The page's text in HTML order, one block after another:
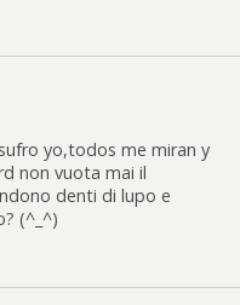
yo,todos me miran y
non vuota mai il
denti di lupo e
(^_^)